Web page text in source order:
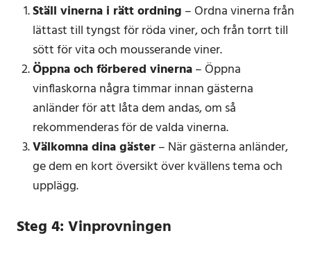
Ställ vinerna i rätt ordning – Ordna vinerna från
lättast till tyngst för röda viner, och från torrt till
sött för vita och mousserande viner.
Öppna och förbered vinerna– Öppna
vinflaskorna några timmar innan gästerna
anländer för att låta dem andas, om så
rekommenderas för de valda vinerna.
Välkomna dina gäster– När gästerna anländer,
ge dem en kort översikt över kvällens tema och
upplägg.
Steg 4: Vinprovningen